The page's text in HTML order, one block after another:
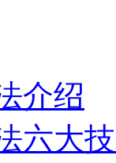
介绍
六大